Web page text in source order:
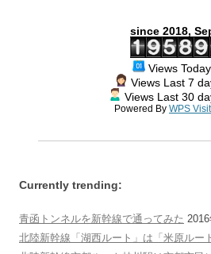
since 2018,
Views
Views Last 7
Views Last 30
Powered By WPS
Currently trending:
青函トンネルを新幹線で通ってみた
北陸新幹線「湖西ルート」は「米原ルー